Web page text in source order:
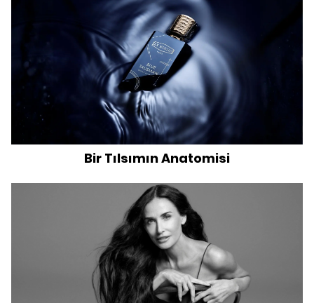
Bir Tılsımın Anatomisi